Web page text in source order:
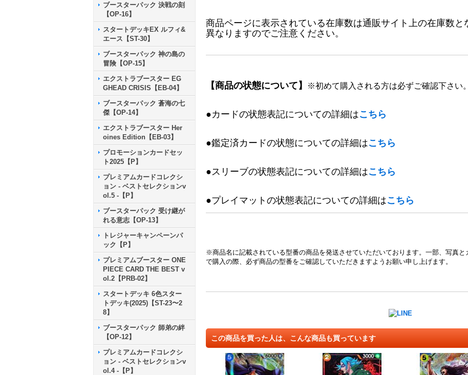
ブースターパック 決戦の刻
【OP-16】
スタートデッキEX ルフィ&
エース【ST-30】
ブースターパック 神の島の
冒険【OP-15】
エクストラブースター EG
GHEAD CRISIS【EB-04】
ブースターパック 蒼海の七
傑【OP-14】
エクストラブースター Her
oines Edition【EB-03】
プロモーションカードセッ
ト2025【P】
プレミアムカードコレクシ
ョン - ベストセレクションv
ol.5 -【P】
ブースターパック 受け継が
れる意志【OP-13】
トレジャーキャンペーンパ
ック【P】
プレミアムブースター ONE
PIECE CARD THE BEST v
ol.2【PRB-02】
スタートデッキ 6色スター
トデッキ(2025)【ST-23〜2
8】
ブースターパック 師弟の絆
【OP-12】
プレミアムカードコレクシ
ョン - ベストセレクションv
ol.4 -【P】
商品ページに表示されている在庫数は通販サイト上の在庫数
異なりますのでご注意ください。
【商品の状態について】 ※初めて購入される方は必ずご確認下さい。
●カードの状態表記についての詳細はこちら
●鑑定済カードの状態についての詳細はこちら
●スリーブの状態表記についての詳細はこちら
●プレイマットの状態表記についての詳細はこちら
※商品名に記載されている型番の商品を発送させていただいております。一部、写真
で購入の際、必ず商品の型番をご確認していただきますようお願い申し上げます。
この商品を買った人は、こんな商品も買っています